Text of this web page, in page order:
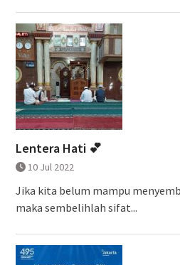
Lentera Hati 💕
10 Jul 2022
Jika kita belum mampu
maka sembelihlah sifat...